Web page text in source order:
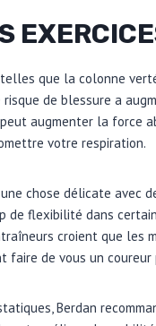
que la colonne
de blessure a
augmenter la force
votre respiration.
chose délicate avec
de flexibilité dans
croient que les
faire de vous un
Berdan